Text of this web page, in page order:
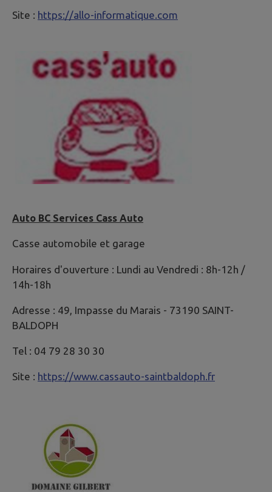
Site : https://allo-informatique.com
Auto BC Services Cass Auto
Casse automobile et garage
Horaires d'ouverture : Lundi au Vendredi : 8h-12h /
14h-18h
Adresse : 49, Impasse du Marais - 73190 SAINT-
BALDOPH
Tel : 04 79 28 30 30
Site : https://www.cassauto-saintbaldoph.fr